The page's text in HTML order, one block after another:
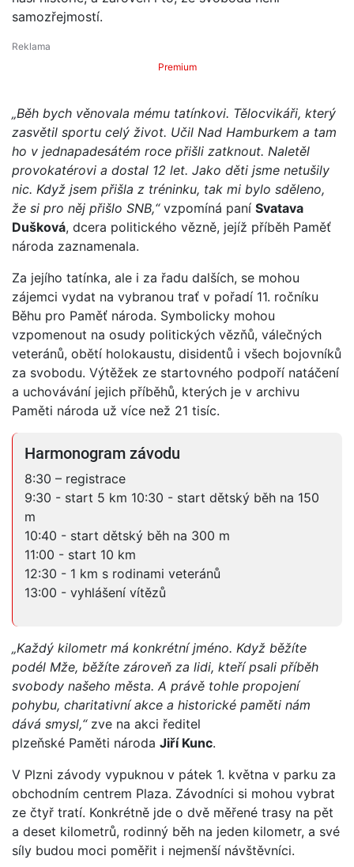
samozřejmostí.
Premium
„Běh bych věnovala mému tatínkovi. Tělocvikáři, který
zasvětil sportu celý život. Učil Nad Hamburkem a tam
ho v jednapadesátém roce přišli zatknout. Naletěl
provokatérovi a dostal 12 let. Jako děti jsme netušily
nic. Když jsem přišla z tréninku, tak mi bylo sděleno,
že si pro něj přišlo SNB,“vzpomíná paní Svatava
Dušková, dcera politického vězně, jejíž příběh Paměť
národa zaznamenala.
Za jejího tatínka, ale i za řadu dalších, se mohou
zájemci vydat na vybranou trať v pořadí 11. ročníku
Běhu pro Paměť národa. Symbolicky mohou
vzpomenout na osudy politických vězňů, válečných
veteránů, obětí holokaustu, disidentů i všech bojovníků
za svobodu. Výtěžek ze startovného podpoří natáčení
a uchovávání jejich příběhů, kterých je v archivu
Paměti národa už více než 21 tisíc.
Harmonogram závodu
8:30 – registrace
9:30 - start 5 km 10:30 - start dětský běh na 150
m
10:40 - start dětský běh na 300 m
11:00 - start 10 km
12:30 - 1 km s rodinami veteránů
13:00 - vyhlášení vítězů
„Každý kilometr má konkrétní jméno. Když běžíte
podél Mže, běžíte zároveň za lidi, kteří psali příběh
svobody našeho města. A právě tohle propojení
pohybu, charitativní akce a historické paměti nám
dává smysl,“zve na akci ředitel
plzeňské Paměti národa Jiří Kunc.
V Plzni závody vypuknou v pátek 1. května v parku za
obchodním centrem Plaza. Závodníci si mohou vybrat
ze čtyř tratí. Konkrétně jde o dvě měřené trasy na pět
a deset kilometrů, rodinný běh na jeden kilometr, a své
síly budou moci poměřit i nejmenší návštěvníci.